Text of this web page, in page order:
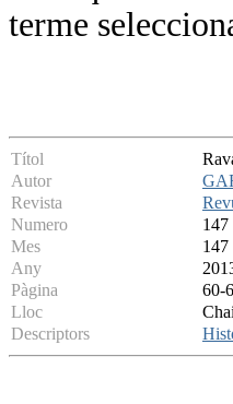
terme
Títol
Autor
Revista
Numero
147
Mes
147
Any
Pàgina
60-
Lloc
Descriptors